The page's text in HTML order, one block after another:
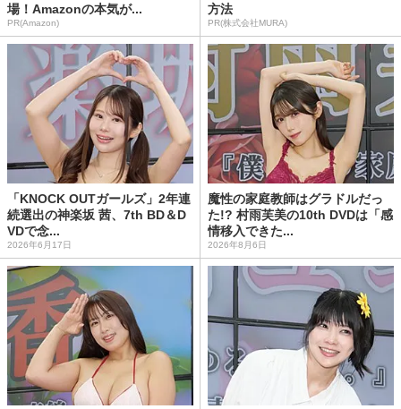
場！Amazonの本気が...
PR(Amazon)
方法
PR(株式会社MURA)
「KNOCK OUTガールズ」2年連
続選出の神楽坂 茜、7th BD＆D
VDで念...
2026年6月17日
魔性の家庭教師はグラドルだっ
た!? 村雨芙美の10th DVDは「感
情移入できた...
2026年8月6日